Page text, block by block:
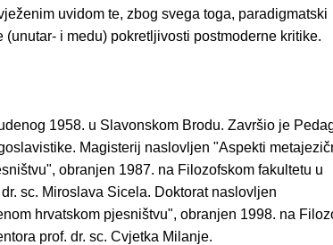
uvidom te, zbog svega toga, paradigmatski
i medu) pokretljivosti postmoderne kritike.
1958. u Slavonskom Brodu. Završio je
Magisterij naslovljen "Aspekti
obranjen 1987. na Filozofskom fakultetu u
sc. Miroslava Sicela. Doktorat naslovljen
hrvatskom pjesništvu", obranjen 1998. na
prof. dr. sc. Cvjetka Milanje.